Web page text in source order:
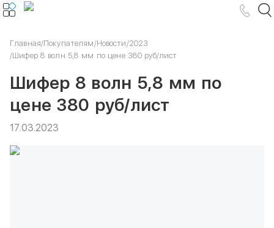
Главная/Покупателям/Новости/2023
/Шифер 8 волн 5,8 мм по цене 380 руб/лист
Шифер 8 волн 5,8 мм по
цене 380 руб/лист
17.03.2023